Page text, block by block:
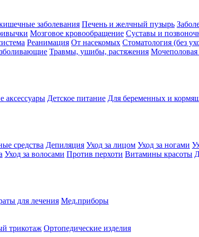
заболевания Печень и желчный пузырь
Мозговое кровообращение Суставы и
Реанимация От насекомых Стоматология (без
Травмы, ушибы, растяжения Мочеполовая
аксессуары Детское питание Для беременных и
средства Депиляция Уход за лицом Уход за ногами
Уход за волосами Против перхоти Витамины красоты
для лечения Мед.приборы
трикотаж Ортопедические изделия